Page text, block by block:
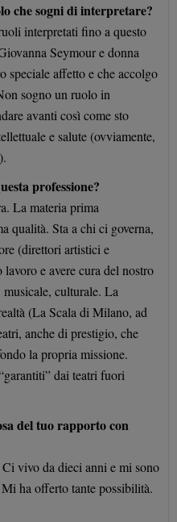
che sogni di interpretare?
interpretati fino a questo
Seymour e donna
affetto e che accolgo
sogno un ruolo in
avanti così come sto
e salute (ovviamente,
professione?
La materia prima
qualità. Sta a chi ci governa,
(direttori artistici e
e avere cura del nostro
culturale. La
(La Scala di Milano, ad
anche di prestigio, che
la propria missione.
dai teatri fuori
del tuo rapporto con
vivo da dieci anni e mi sono
ha offerto tante possibilità.